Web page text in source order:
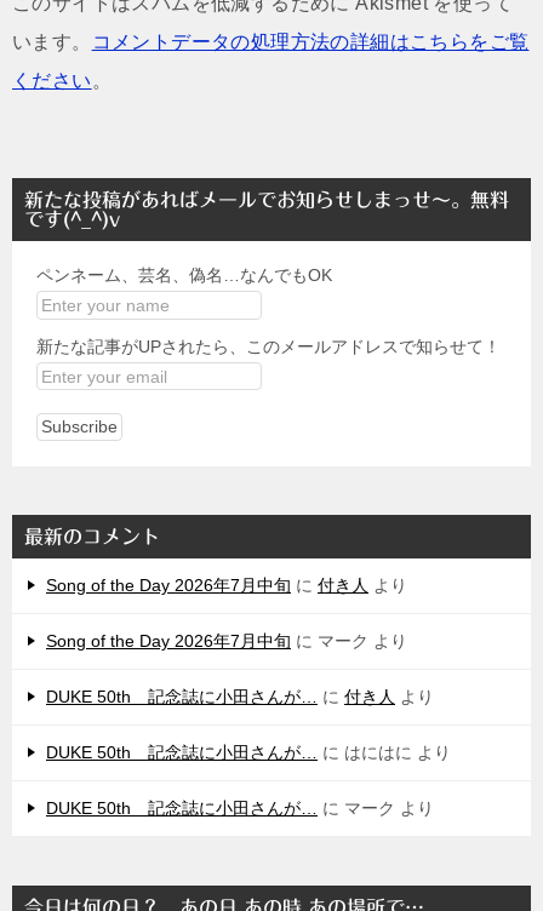
います。
コメントデータの処理方法の詳細はこちらをご覧
ください 。
新たな投稿があればメールでお知らせしまっせ～。無料
です(^_^)v
ペンネーム、芸名、偽名…なんでもOK
新たな記事がUPされたら、このメールアドレスで知らせて！
最新のコメント
Song of the Day 2026年7月中旬 に 付き人 より
Song of the Day 2026年7月中旬 に マーク より
DUKE 50th 記念誌に小田さんが… に 付き人 より
DUKE 50th 記念誌に小田さんが… に はにはに より
DUKE 50th 記念誌に小田さんが… に マーク より